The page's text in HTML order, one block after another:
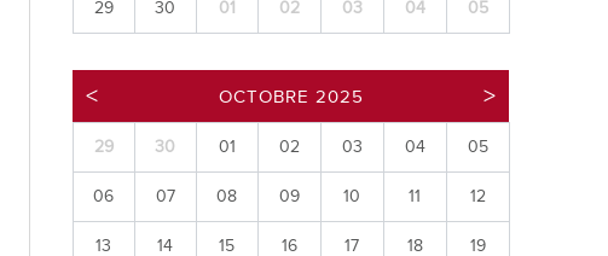
Déchetteries
Annuaire communal
Réservation de salles
29 30 01 02 03 04 05
OCTOBRE 2025
29 30 01 02 03 04 05
06 07 08 09 10 11 12
13 14 15 16 17 18 19